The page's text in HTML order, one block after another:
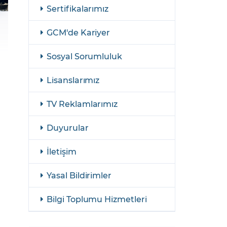
GCM Borsa Trader Eğitim Videoları
Sertifikalarımız
GCM'de Kariyer
Sosyal Sorumluluk
Lisanslarımız
TV Reklamlarımız
Duyurular
İletişim
Yasal Bildirimler
Bilgi Toplumu Hizmetleri